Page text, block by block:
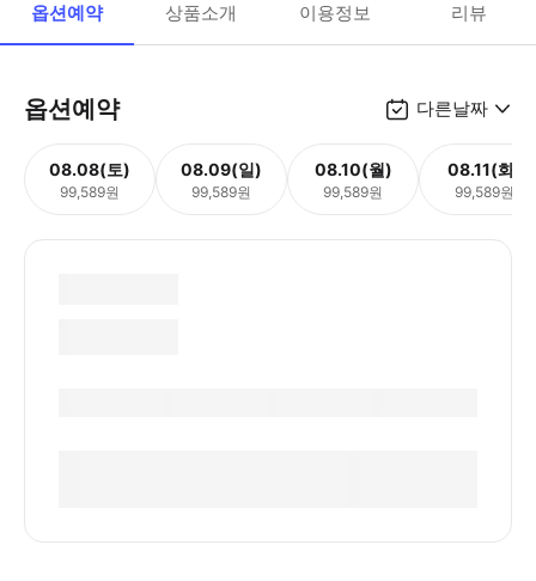
옵션예약 상품소개 이용정보 리뷰
옵션예약 다른날짜
08.08(토)
99,589원
08.09(일)
99,589원
08.10(월)
99,589원
08.11(화)
99,589원